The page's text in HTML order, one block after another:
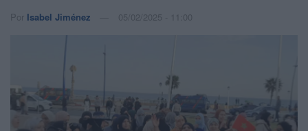
Por Isabel Jiménez 05/02/2025 - 11:00